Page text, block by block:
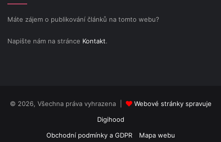
Máte zájem o publikování článků na tomto webu?
Napište nám na stránce Kontakt.
© 2026, Všechna práva vyhrazena |
Webové stránky spravuje
Digihood
Obchodní podmínky a GDPR
Mapa webu